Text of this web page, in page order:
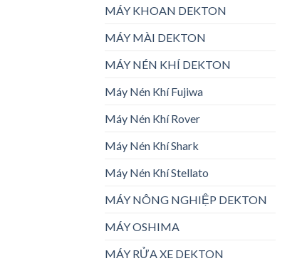
MÁY KHOAN DEKTON
MÁY MÀI DEKTON
MÁY NÉN KHÍ DEKTON
Máy Nén Khí Fujiwa
Máy Nén Khí Rover
Máy Nén Khí Shark
Máy Nén Khí Stellato
MÁY NÔNG NGHIỆP DEKTON
MÁY OSHIMA
MÁY RỬA XE DEKTON